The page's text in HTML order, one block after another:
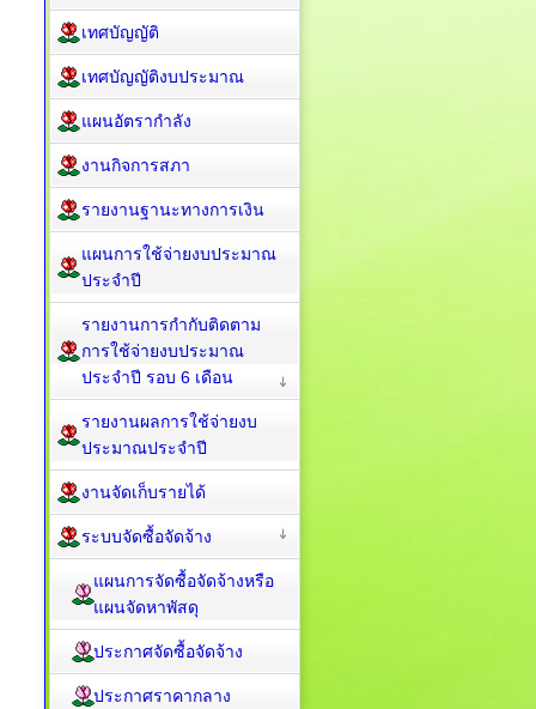
เทศบัญญัติ
เทศบัญญัติงบประมาณ
แผนอัตรากำลัง
งานกิจการสภา
รายงานฐานะทางการเงิน
แผนการใช้จ่ายงบประมาณ
ประจำปี
รายงานการกำกับติดตาม
การใช้จ่ายงบประมาณ
ประจำปี รอบ 6 เดือน
รายงานผลการใช้จ่ายงบ
ประมาณประจำปี
งานจัดเก็บรายได้
ระบบจัดซื้อจัดจ้าง
แผนการจัดซื้อจัดจ้างหรือ
แผนจัดหาพัสดุ
ประกาศจัดซื้อจัดจ้าง
ประกาศราคากลาง